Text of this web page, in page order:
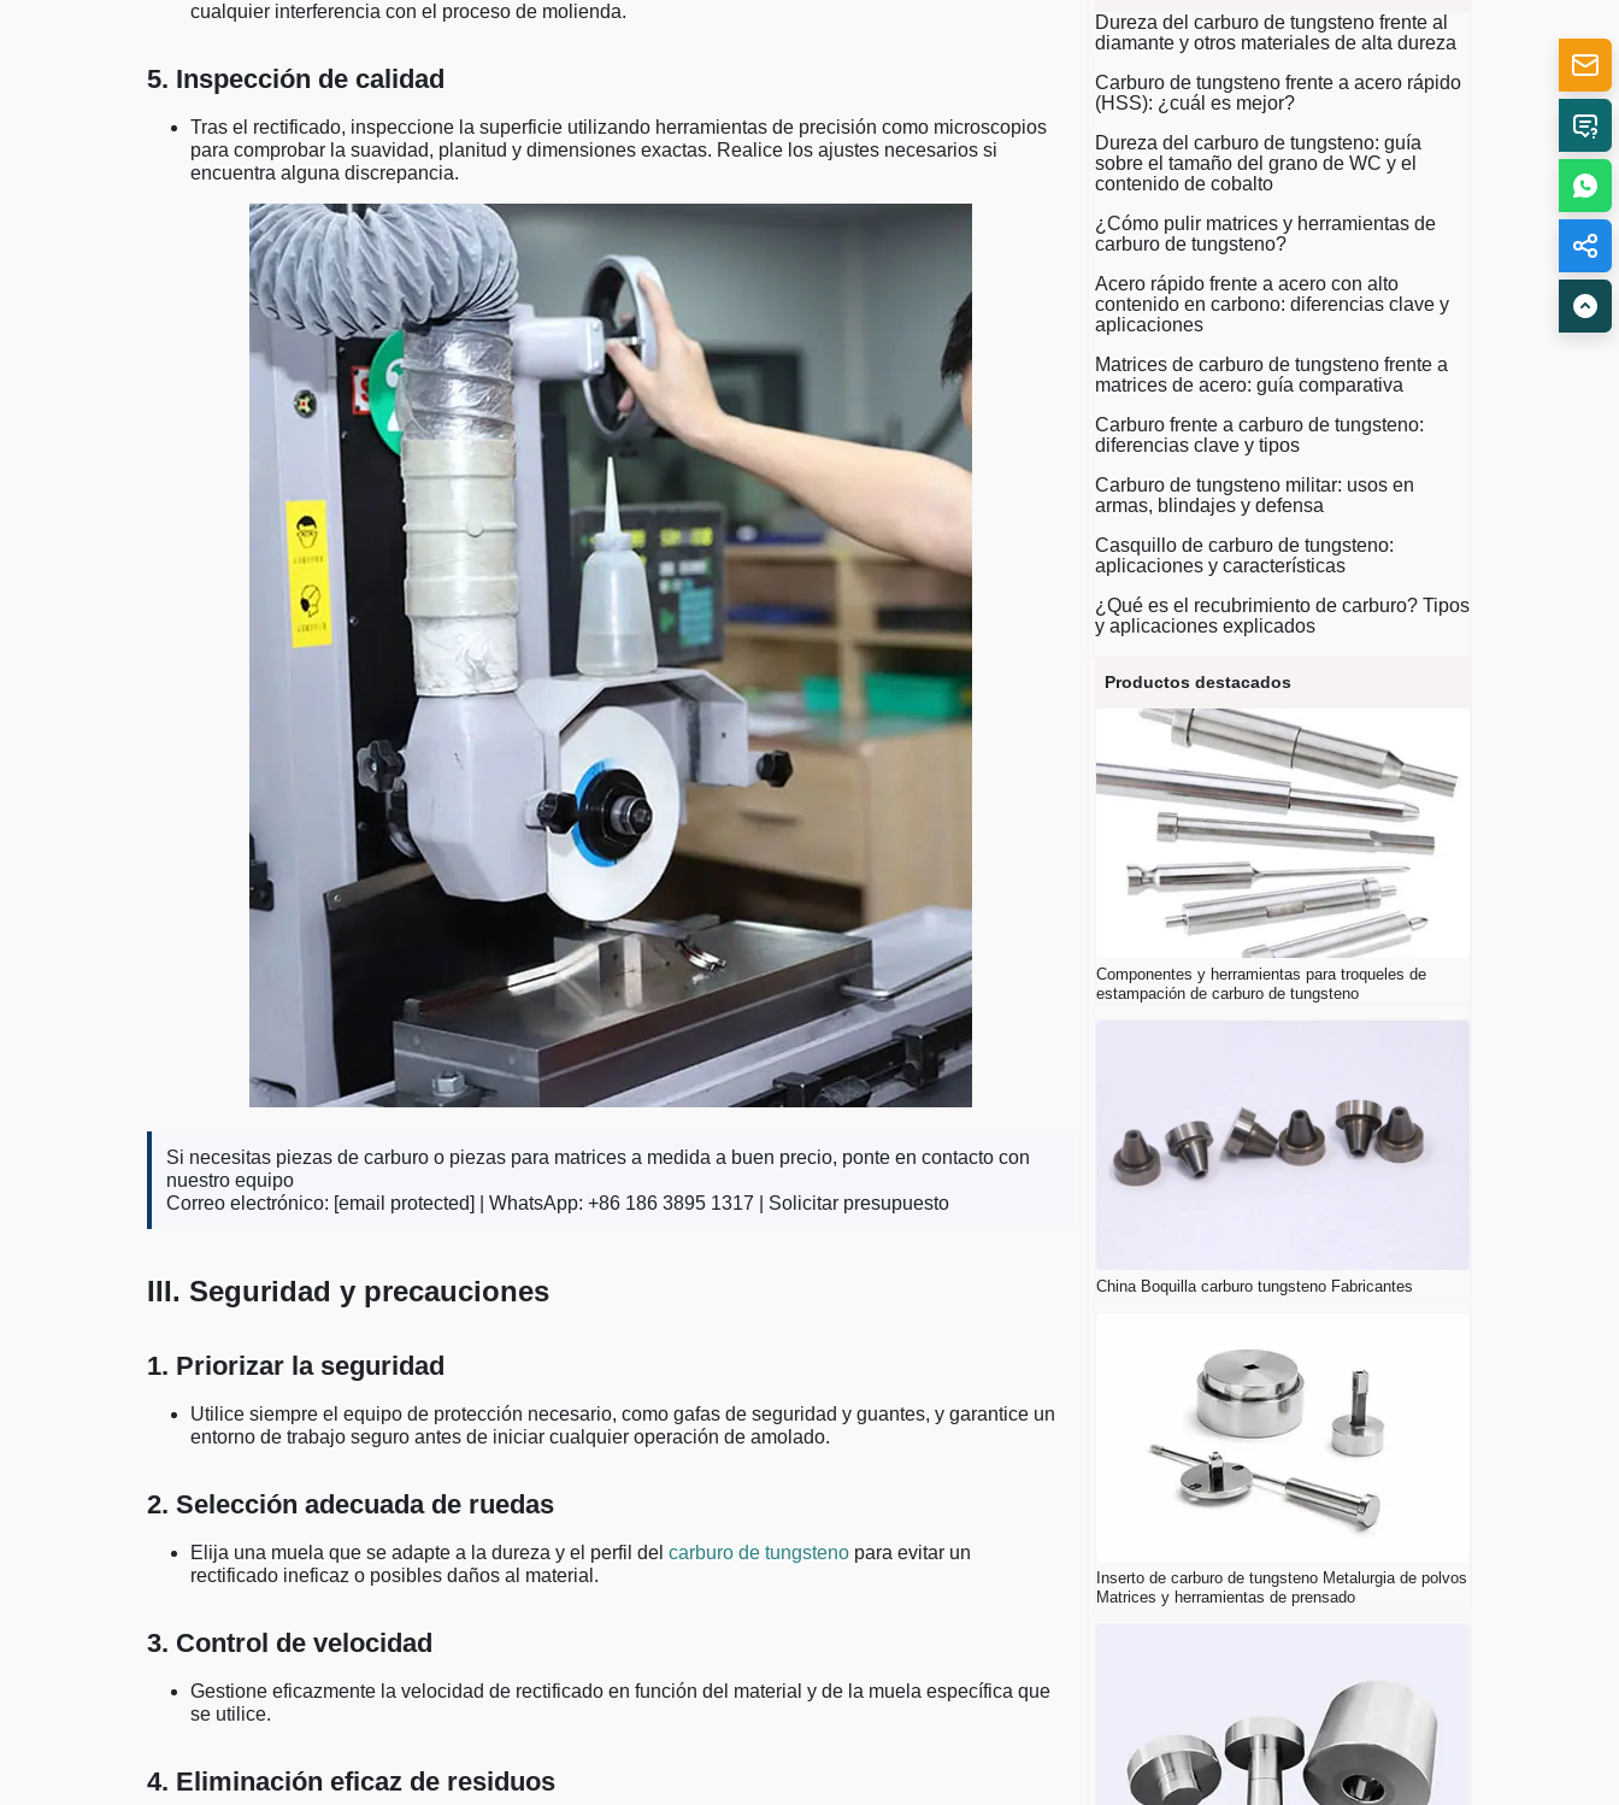
cualquier interferencia con el proceso de molienda.
5. Inspección de calidad
Tras el rectificado, inspeccione la superficie utilizando herramientas de precisión como microscopios
para comprobar la suavidad, planitud y dimensiones exactas. Realice los ajustes necesarios si
encuentra alguna discrepancia.
Si necesitas piezas de carburo o piezas para matrices a medida a buen precio, ponte en contacto con
nuestro equipo
Correo electrónico: [email protected] | WhatsApp: +86 186 3895 1317 | Solicitar presupuesto
III. Seguridad y precauciones
1. Priorizar la seguridad
Utilice siempre el equipo de protección necesario, como gafas de seguridad y guantes, y garantice un
entorno de trabajo seguro antes de iniciar cualquier operación de amolado.
2. Selección adecuada de ruedas
Elija una muela que se adapte a la dureza y el perfil del carburo de tungsteno para evitar un
rectificado ineficaz o posibles daños al material.
3. Control de velocidad
Gestione eficazmente la velocidad de rectificado en función del material y de la muela específica que
se utilice.
4. Eliminación eficaz de residuos
Dureza del carburo de tungsteno frente al
diamante y otros materiales de alta dureza
Carburo de tungsteno frente a acero rápido
(HSS): ¿cuál es mejor?
Dureza del carburo de tungsteno: guía
sobre el tamaño del grano de WC y el
contenido de cobalto
¿Cómo pulir matrices y herramientas de
carburo de tungsteno?
Acero rápido frente a acero con alto
contenido en carbono: diferencias clave y
aplicaciones
Matrices de carburo de tungsteno frente a
matrices de acero: guía comparativa
Carburo frente a carburo de tungsteno:
diferencias clave y tipos
Carburo de tungsteno militar: usos en
armas, blindajes y defensa
Casquillo de carburo de tungsteno:
aplicaciones y características
¿Qué es el recubrimiento de carburo? Tipos
y aplicaciones explicados
Productos destacados
Componentes y herramientas para troqueles de
estampación de carburo de tungsteno
China Boquilla carburo tungsteno Fabricantes
Inserto de carburo de tungsteno Metalurgia de polvos
Matrices y herramientas de prensado